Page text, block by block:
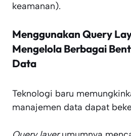
keamanan).
Menggunakan Query
Mengelola Berbagai
Data
Teknologi baru
manajemen data dapat